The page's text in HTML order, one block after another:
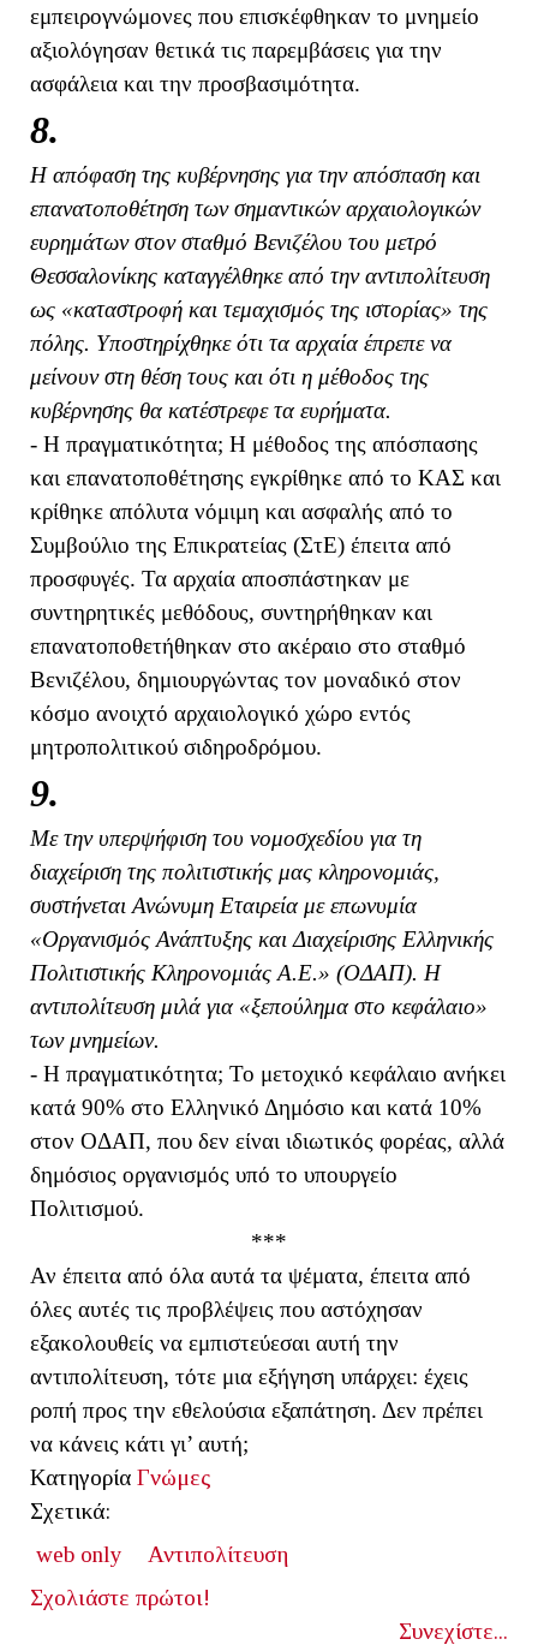
εμπειρογνώμονες που επισκέφθηκαν το μνημείο
αξιολόγησαν θετικά τις παρεμβάσεις για την
ασφάλεια και την προσβασιμότητα.
8.
Η απόφαση της κυβέρνησης για την απόσπαση και
επανατοποθέτηση των σημαντικών αρχαιολογικών
ευρημάτων στον σταθμό Βενιζέλου του μετρό
Θεσσαλονίκης καταγγέλθηκε από την αντιπολίτευση
ως «καταστροφή και τεμαχισμός της ιστορίας» της
πόλης. Υποστηρίχθηκε ότι τα αρχαία έπρεπε να
μείνουν στη θέση τους και ότι η μέθοδος της
κυβέρνησης θα κατέστρεφε τα ευρήματα.
- Η πραγματικότητα; Η μέθοδος της απόσπασης
και επανατοποθέτησης εγκρίθηκε από το ΚΑΣ και
κρίθηκε απόλυτα νόμιμη και ασφαλής από το
Συμβούλιο της Επικρατείας (ΣτΕ) έπειτα από
προσφυγές. Τα αρχαία αποσπάστηκαν με
συντηρητικές μεθόδους, συντηρήθηκαν και
επανατοποθετήθηκαν στο ακέραιο στο σταθμό
Βενιζέλου, δημιουργώντας τον μοναδικό στον
κόσμο ανοιχτό αρχαιολογικό χώρο εντός
μητροπολιτικού σιδηροδρόμου.
9.
Με την υπερψήφιση του νομοσχεδίου για τη
διαχείριση της πολιτιστικής μας κληρονομιάς,
συστήνεται Ανώνυμη Εταιρεία με επωνυμία
«Οργανισμός Ανάπτυξης και Διαχείρισης Ελληνικής
Πολιτιστικής Κληρονομιάς Α.Ε.» (ΟΔΑΠ). Η
αντιπολίτευση μιλά για «ξεπούλημα στο κεφάλαιο»
των μνημείων.
- Η πραγματικότητα; Το μετοχικό κεφάλαιο ανήκει
κατά 90% στο Ελληνικό Δημόσιο και κατά 10%
στον ΟΔΑΠ, που δεν είναι ιδιωτικός φορέας, αλλά
δημόσιος οργανισμός υπό το υπουργείο
Πολιτισμού.
***
Αν έπειτα από όλα αυτά τα ψέματα, έπειτα από
όλες αυτές τις προβλέψεις που αστόχησαν
εξακολουθείς να εμπιστεύεσαι αυτή την
αντιπολίτευση, τότε μια εξήγηση υπάρχει: έχεις
ροπή προς την εθελούσια εξαπάτηση. Δεν πρέπει
να κάνεις κάτι γι’ αυτή;
Κατηγορία Γνώμες
Σχετικά:
web only
Αντιπολίτευση
Σχολιάστε πρώτοι!
Συνεχίστε...